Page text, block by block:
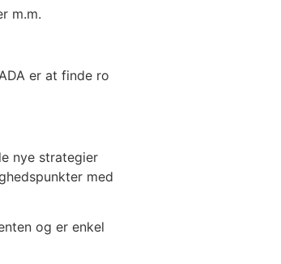
m.m.
er at finde ro
nye strategier
med
og er enkel